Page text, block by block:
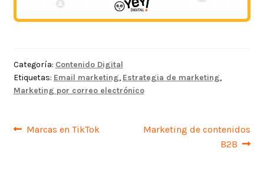
Categoría: Contenido Digital
Etiquetas: Email marketing, Estrategia de marketing,
Marketing por correo electrónico
Navegación
Anterior:
Marcas en TikTok Siguiente:
Marketing de contenidos
B2B